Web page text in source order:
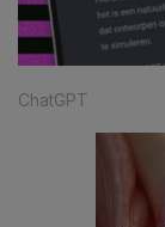
ChatGPT